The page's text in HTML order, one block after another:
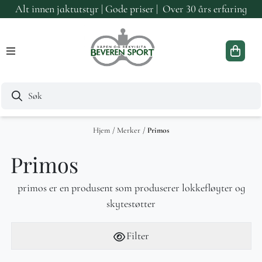
Hopp til innhold
Alt innen jaktutstyr | Gode priser | Over 30 års erfaring
Hjem / Merker / Primos
Primos
primos er en produsent som produserer lokkefløyter og
skytestøtter
Filter